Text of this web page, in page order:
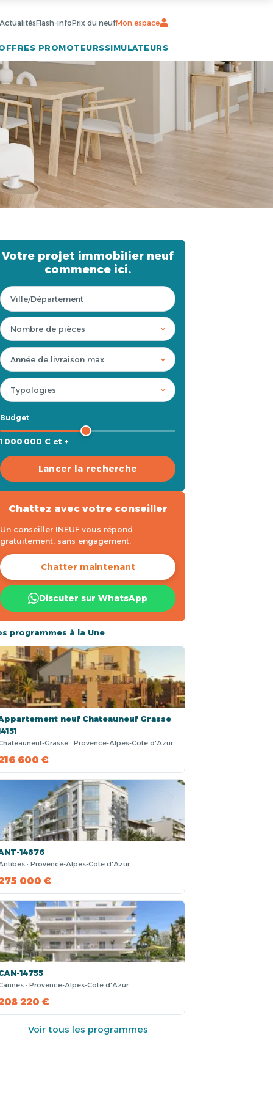
ActualitésFlash-infoPrix du neufMon espace
PROMOTEURSSIMULATEURS
Votre projet immobilier neuf
commence ici.
Budget
1 000 000 € et +
Lancer la recherche
Chattez avec votre conseiller
Un conseiller INEUF vous répond
gratuitement, sans engagement.
Chatter maintenant
Discuter sur WhatsApp
programmes à la Une
neuf Chateauneuf Grasse
Grasse · Provence-Alpes-Côte d'Azur
600 €
14876
· Provence-Alpes-Côte d'Azur
000 €
14755
· Provence-Alpes-Côte d'Azur
220 €
Voir tous les programmes